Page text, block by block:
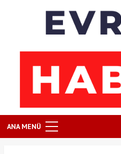
ANA MENÜ